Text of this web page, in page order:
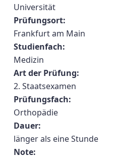
Universität
Prüfungsort:
Frankfurt am Main
Studienfach:
Medizin
Art der Prüfung:
2. Staatsexamen
Prüfungsfach:
Orthopädie
Dauer:
länger als eine Stunde
Note: